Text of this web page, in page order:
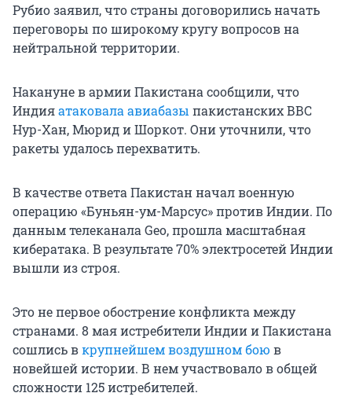
Рубио заявил, что страны договорились начать
переговоры по широкому кругу вопросов на
нейтральной территории.
Накануне в армии Пакистана сообщили, что
Индияатаковала авиабазы пакистанских ВВС
Нур-Хан, Мюрид и Шоркот. Они уточнили, что
ракеты удалось перехватить.
В качестве ответа Пакистан начал военную
операцию «Буньян-ум-Марсус» против Индии. По
данным телеканала Geo, прошла масштабная
кибератака. В результате 70% электросетей Индии
вышли из строя.
Это не первое обострение конфликта между
странами. 8 мая истребители Индии и Пакистана
сошлись вкрупнейшем воздушном бою в
новейшей истории. В нем участвовало в общей
сложности 125 истребителей.